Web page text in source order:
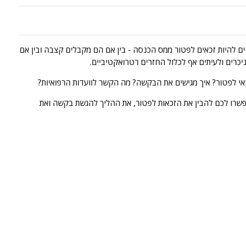
להיות זכאים לפטור ממס הכנסה - בין אם הם מקבלים קצבה ובין אם
ולעיתים אף לכלול החזרים רטרואקטיביים.
לפטור? איך מגישים את הבקשה? מה הקשר לוועדות הרפואיות?
לכם להבין את הזכאות לפטור, את ההליך להגשת בקשה ואת